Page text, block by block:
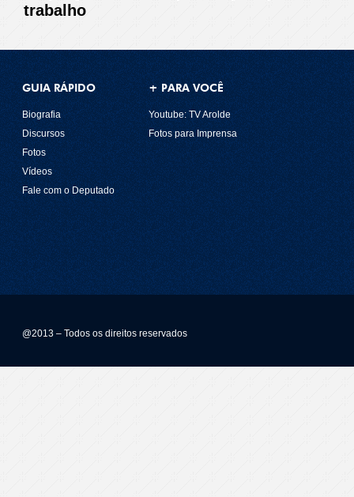
trabalho
GUIA RÁPIDO
Biografia
Discursos
Fotos
Vídeos
Fale com o Deputado
+ PARA VOCÊ
Youtube: TV Arolde
Fotos para Imprensa
@2013 – Todos os direitos reservados